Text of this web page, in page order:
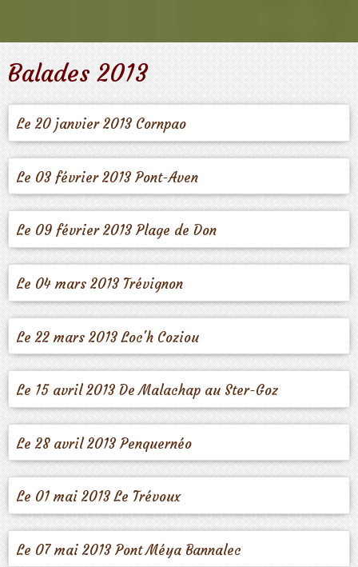
Balades 2013
Le 20 janvier 2013 Cornpao
Le 03 février 2013 Pont-Aven
Le 09 février 2013 Plage de Don
Le 04 mars 2013 Trévignon
Le 22 mars 2013 Loc'h Coziou
Le 15 avril 2013 De Malachap au Ster-Goz
Le 28 avril 2013 Penquernéo
Le 01 mai 2013 Le Trévoux
Le 07 mai 2013 Pont Méya Bannalec